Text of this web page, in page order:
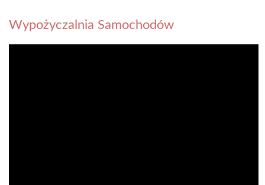
Wypożyczalnia Samochodów